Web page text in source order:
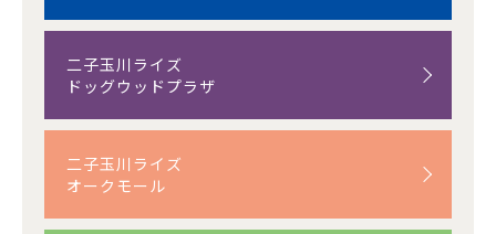
二子玉川ライズ
ドッグウッドプラザ
二子玉川ライズ
オークモール